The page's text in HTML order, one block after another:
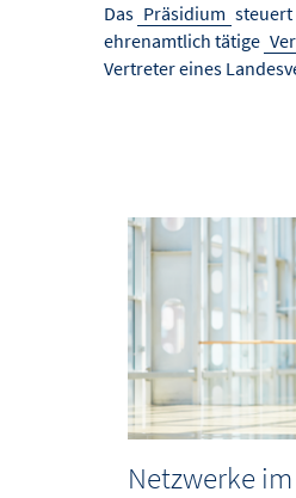
Das Präsidium steuert
ehrenamtlich tätige
Vertreter eines
Netzwerke im